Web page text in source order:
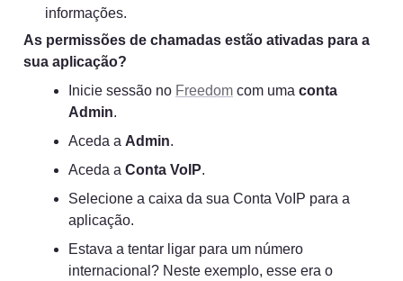
informações.
As permissões de chamadas estão ativadas para a
sua aplicação?
Inicie sessão no Freedom com uma conta
Admin.
Aceda a Admin.
Aceda a Conta VoIP.
Selecione a caixa da sua Conta VoIP para a
aplicação.
Estava a tentar ligar para um número
internacional? Neste exemplo, esse era o